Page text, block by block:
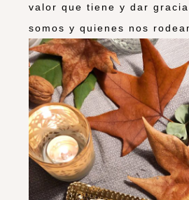
valor que tiene y dar
somos y quienes nos